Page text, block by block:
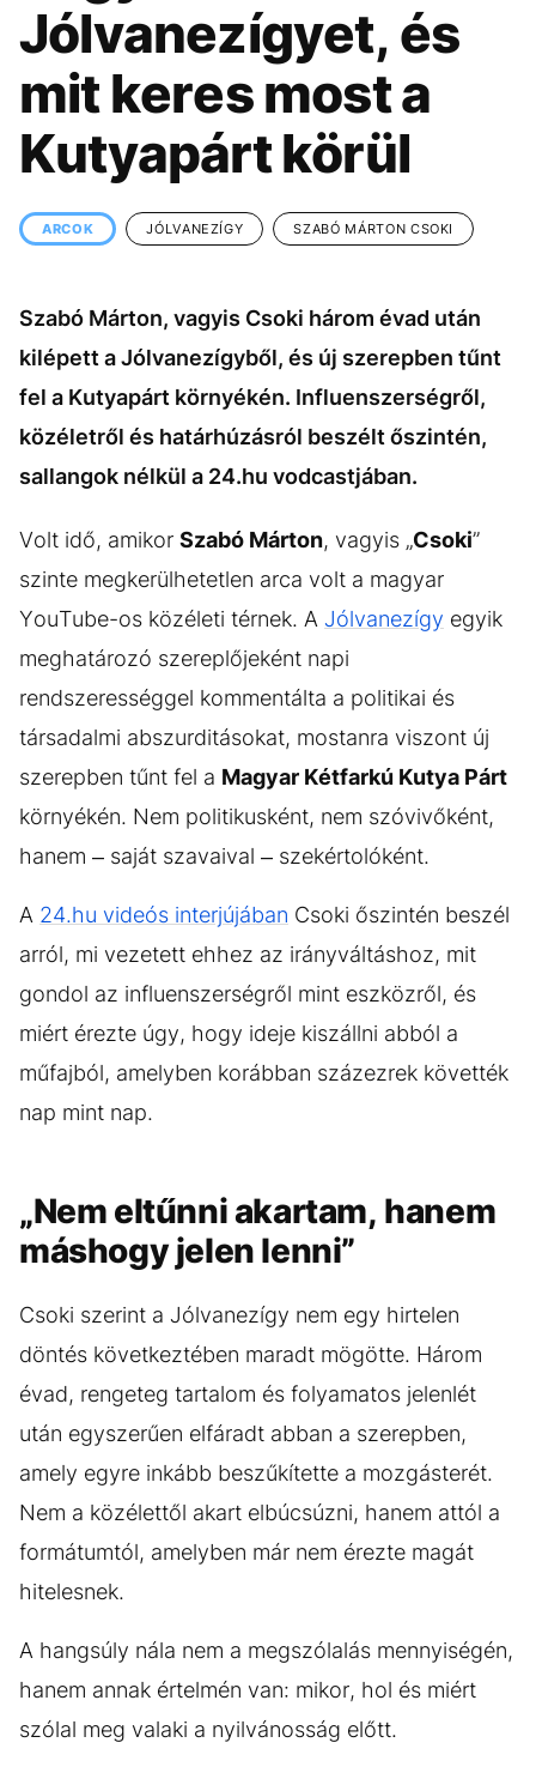
KÖZÉLET
ÉLETMÓD DESIGN
BESZÉLGETÉSEK ARCOK
VIDEÓ TÖRTÉNETEK
Jólvanezígyet, és
mit keres most a
Kutyapárt körül
ARCOK JÓLVANEZÍGY SZABÓ MÁRTON CSOKI
Szabó Márton, vagyis Csoki három évad után
kilépett a Jólvanezígyből, és új szerepben tűnt
fel a Kutyapárt környékén. Influenszerségről,
közéletről és határhúzásról beszélt őszintén,
sallangok nélkül a 24.hu vodcastjában.
Volt idő, amikor Szabó Márton, vagyis „Csoki”
szinte megkerülhetetlen arca volt a magyar
YouTube-os közéleti térnek. A Jólvanezígy egyik
meghatározó szereplőjeként napi
rendszerességgel kommentálta a politikai és
társadalmi abszurditásokat, mostanra viszont új
szerepben tűnt fel a Magyar Kétfarkú Kutya Párt
környékén. Nem politikusként, nem szóvivőként,
hanem – saját szavaival – szekértolóként.
A 24.hu videós interjújában Csoki őszintén beszél
arról, mi vezetett ehhez az irányváltáshoz, mit
gondol az influenszerségről mint eszközről, és
miért érezte úgy, hogy ideje kiszállni abból a
műfajból, amelyben korábban százezrek követték
nap mint nap.
„Nem eltűnni akartam, hanem
máshogy jelen lenni”
Csoki szerint a Jólvanezígy nem egy hirtelen
döntés következtében maradt mögötte. Három
évad, rengeteg tartalom és folyamatos jelenlét
után egyszerűen elfáradt abban a szerepben,
amely egyre inkább beszűkítette a mozgásterét.
Nem a közélettől akart elbúcsúzni, hanem attól a
formátumtól, amelyben már nem érezte magát
hitelesnek.
A hangsúly nála nem a megszólalás mennyiségén,
hanem annak értelmén van: mikor, hol és miért
szólal meg valaki a nyilvánosság előtt.